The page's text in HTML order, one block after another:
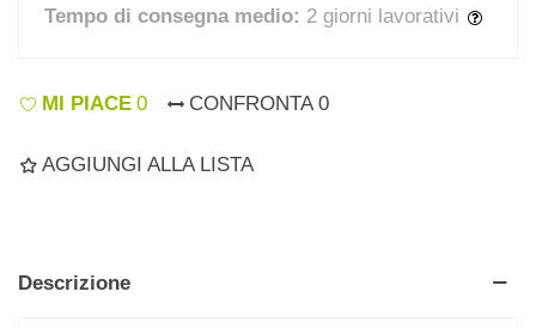
Tempo di consegna medio: 2 giorni lavorativi
MI PIACE 0 CONFRONTA 0
AGGIUNGI ALLA LISTA
Descrizione